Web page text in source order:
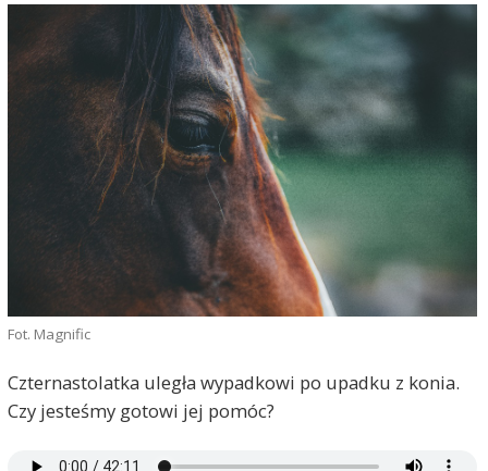
Fot. Magnific
Czternastolatka uległa wypadkowi po upadku z konia.
Czy jesteśmy gotowi jej pomóc?